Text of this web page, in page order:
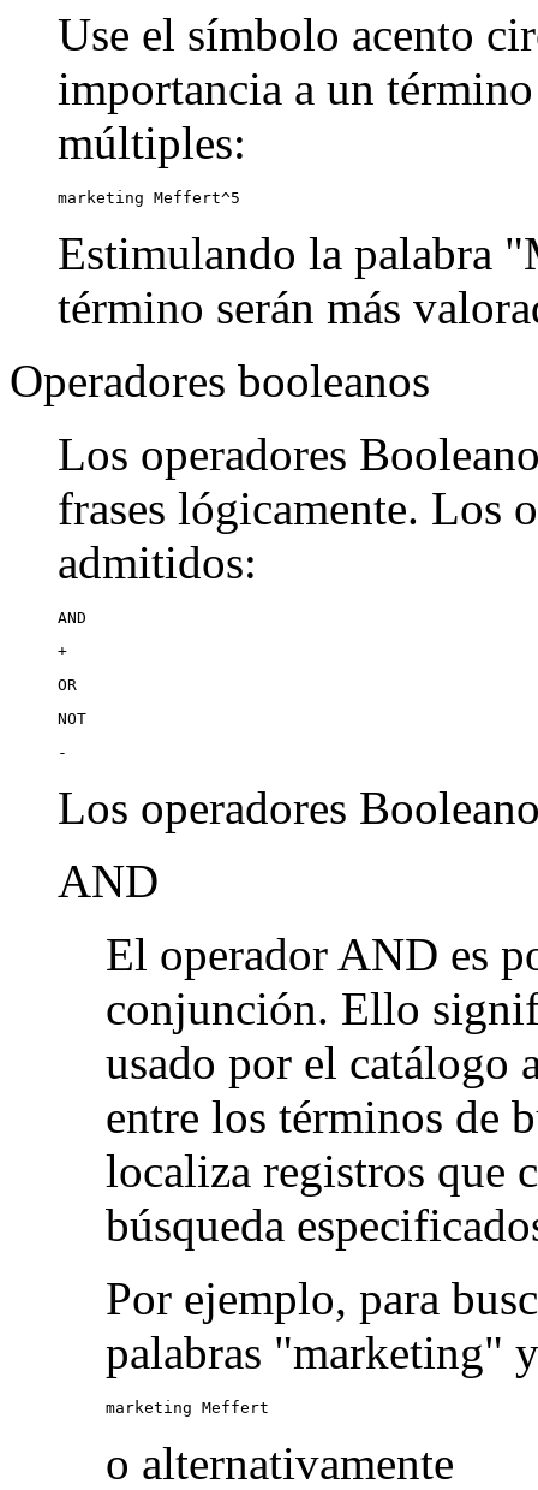
Use el símbolo acento
importancia a un
múltiples:
marketing Meffert^5
Estimulando la palabra
término serán más
Operadores booleanos
Los operadores
frases lógicamente. Los
admitidos:
AND
+
OR
NOT
-
Los operadores
AND
El operador AND es
conjunción. Ello
usado por el catálogo
entre los términos de
localiza registros que
búsqueda
Por ejemplo, para
palabras "marketing"
marketing Meffert
o alternativamente